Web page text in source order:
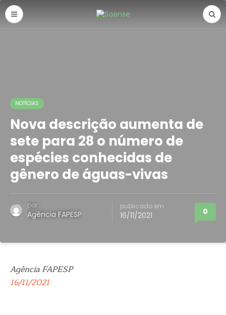
NOTÍCIAS
Nova descrição aumenta de
sete para 28 o número de
espécies conhecidas de
gênero de águas-vivas
por
Agência FAPESP
publicado em
16/11/2021 0
Agência FAPESP
16/11/2021